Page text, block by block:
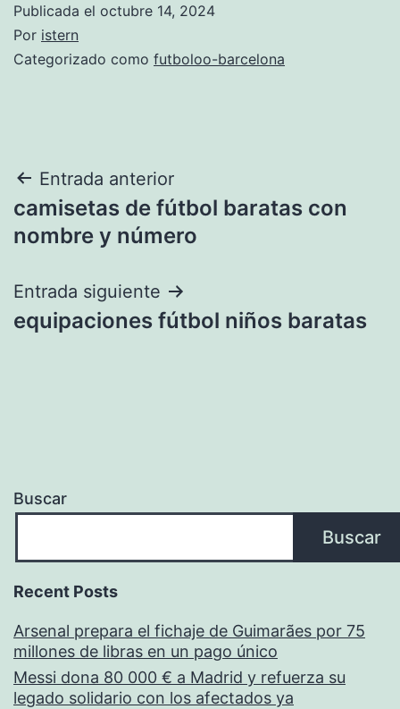
Publicada el octubre 14, 2024
Por istern
Categorizado como futboloo-barcelona
Navegación
de
Entrada anterior
camisetas de fútbol baratas con
nombre y número
Entrada siguiente
equipaciones fútbol niños baratas
Buscar
Buscar
Recent Posts
Arsenal prepara el fichaje de Guimarães por 75
millones de libras en un pago único
Messi dona 80 000 € a Madrid y refuerza su
legado solidario con los afectados ya